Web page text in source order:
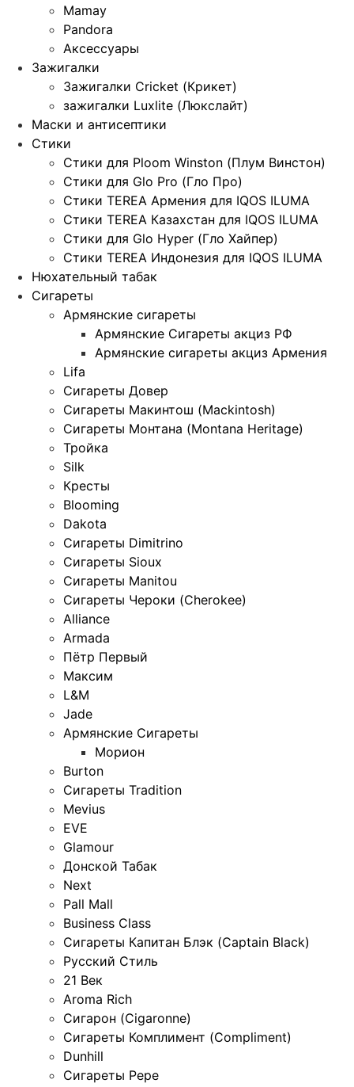
Mamay
Pandora
Аксессуары
Зажигалки
Зажигалки Cricket (Крикет)
зажигалки Luxlite (Люкслайт)
Маски и антисептики
Стики
Стики для Ploom Winston (Плум Винстон)
Стики для Glo Pro (Гло Про)
Стики TEREA Армения для IQOS ILUMA
Стики TEREA Казахстан для IQOS ILUMA
Стики для Glo Hyper (Гло Хайпер)
Стики TEREA Индонезия для IQOS ILUMA
Нюхательный табак
Сигареты
Армянские сигареты
Армянские Сигареты акциз РФ
Армянские сигареты акциз Армения
Lifa
Сигареты Довер
Сигареты Макинтош (Mackintosh)
Сигареты Монтана (Montana Heritage)
Тройка
Silk
Кресты
Blooming
Dakota
Сигареты Dimitrino
Сигареты Sioux
Сигареты Manitou
Сигареты Чероки (Cherokee)
Alliance
Armada
Пётр Первый
Максим
L&M
Jade
Армянские Сигареты
Морион
Burton
Сигареты Tradition
Mevius
EVE
Glamour
Донской Табак
Next
Pall Mall
Business Class
Сигареты Капитан Блэк (Captain Black)
Русский Стиль
21 Век
Aroma Rich
Сигарон (Cigaronne)
Сигареты Комплимент (Compliment)
Dunhill
Сигареты Pepe